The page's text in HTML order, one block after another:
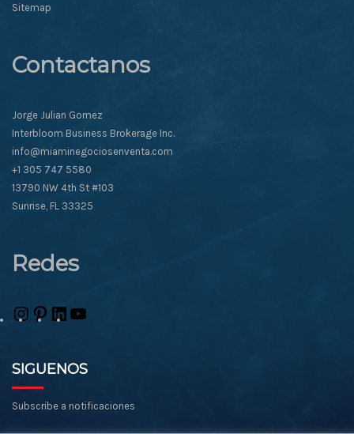
Sitemap
Contactanos
Jorge Julian Gomez
Interbloom Business Brokerage Inc.
info@miaminegociosenventa.com
+1 305 747 5580
13790 NW 4th St #103
Sunrise, FL 33325
Redes
Instagram
PinterestLinkedIn
SIGUENOS
Subscribe a notificaciones